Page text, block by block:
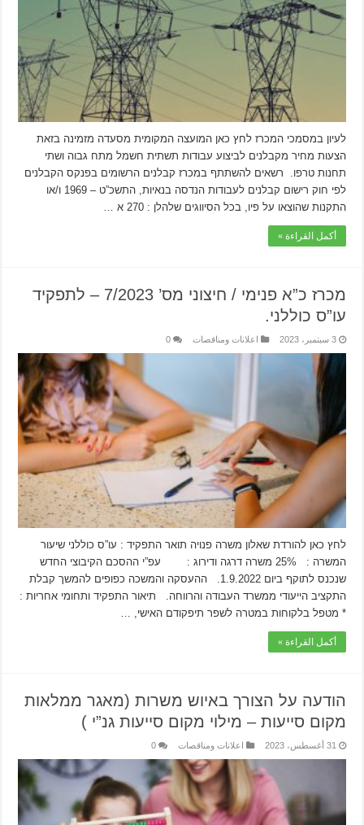
לעיון במסמכי המכרז לחץ כאן המועצה המקומית מסעדה מזמינה בזאת
הצעות מחיר מקבלנים לביצוע עבודות תשתית חשמל מתח גבוה ושתי
תחנות טרפו. רשאים להשתתף במכרז קבלנים הרשומים בפנקס הקבלנים
לפי חוק רישום קבלנים לעבודות הנדסה בנאיות, התשכ”ט – 1969 ו/או
התקנות שהוצאו על פיו, בכל הסיווגים שלהלן : 270 א …
أكمل القراءة »
מכרז כ”א פנימי / חיצוני מס’ 7/2023 – לתפקיד
עו”ס כוללני.
3 سبتمبر، 2023 اعلانات ومناقصات 0
לחץ כאן להורדת שאלון משרה פנויה תואר התפקיד : עו”ס כוללני שיעור
המשרה : 25% משרה דרגה ודירוג : עפ”י ההסכם הקיבוצי החדש
שנכנס לתוקף ביום 1.9.2022. ההעסקה והמשכה כפופים להמשך קבלת
התקציב הייעודי ממשרד העבודה והרווחה. תיאור התפקיד ותחומי אחריות :
* מטפל בלקוחות במטרה לשפר תיפקודם האישי, …
أكمل القراءة »
הודעה על הצורך באיוש משרות (מאגר ממלאות
מקום סייעות – מילוי מקום סייעות גנ”י )
31 أغسطس، 2023 اعلانات ومناقصات 0